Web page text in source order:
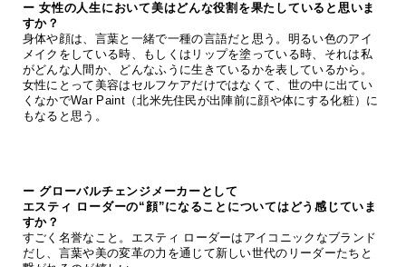
ー 女性の人生において美はどんな役割を果たしていると思いま
すか？
身体や顔は、言葉と一緒で一種の言語だと思う。明るい色のアイ
メイクをしている時、もしくはリップを塗っている時、それは私
がどんな人間か、どんなふうに生きているかを表しているから。
女性にとって美容はセルフケアだけではなくて、世の中に出てい
くなかでWar Paint（北米先住民が出陣前に顔や体にする化粧）に
もなると思う。
ー グローバルチェンジメーカーとして
エスティ ローダーの“顔”になることについてはどう感じていま
すか？
すごく名誉なこと。エスティ ローダーはアイコニックなブランド
だし、言葉や美の変革の力を通じて新しい世代のリーダーたちと